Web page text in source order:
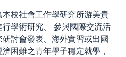
校社會工作學研究所游美貴
學術研究、 參與國際交流活
討會發表、海外實習或出國
困難之青年學子穩定就學，